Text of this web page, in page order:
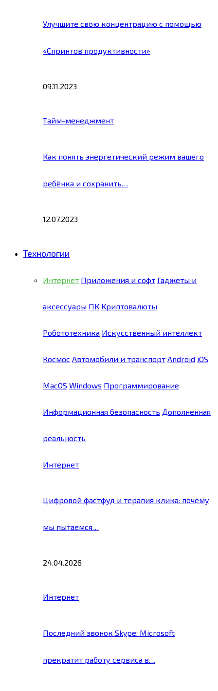
Улучшите свою концентрацию с помощью
«Спринтов продуктивности»
09.11.2023
Тайм-менеджмент
Как понять энергетический режим вашего
ребёнка и сохранить…
12.07.2023
Технологии
Интернет Приложения и софт Гаджеты и
аксессуары ПК Криптовалюты
Робототехника Искусственный интеллект
Космос Автомобили и транспорт Android iOS
MacOS Windows Программирование
Информационная безопасность Дополненная
реальность
Интернет
Цифровой фастфуд и терапия клика: почему
мы пытаемся…
24.04.2026
Интернет
Последний звонок Skype: Microsoft
прекратит работу сервиса в…